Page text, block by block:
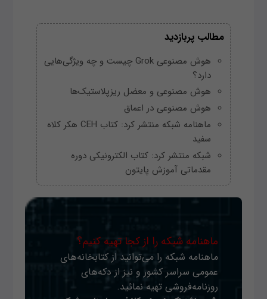
مطالب پربازدید
هوش مصنوعی Grok چیست و چه ویژگی‌هایی
دارد؟
هوش مصنوعی و معضل ریزپلاستیک‌ها
هوش مصنوعی در اعماق
ماهنامه شبکه منتشر کرد: کتاب CEH هکر کلاه
سفید
شبکه منتشر کرد: کتاب الکترونیکی دوره
مقدماتی آموزش پایتون
ماهنامه شبکه را از کجا تهیه کنیم؟
ماهنامه شبکه را می‌توانید از کتابخانه‌های
عمومی سراسر کشور و نیز از دکه‌های
روزنامه‌فروشی تهیه نمائید.